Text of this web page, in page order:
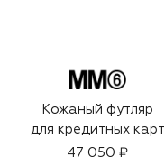
Кожаный футляр
для кредитных карт
47 050 ₽